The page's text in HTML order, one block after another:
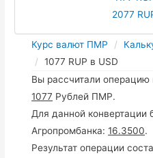
2077
Курс валют ПМР
1077 RUP в USD
Вы рассчитали
1077 Рублей ПМР.
Для данной конвертации
Агропромбанка:16.3500.
Результат операции